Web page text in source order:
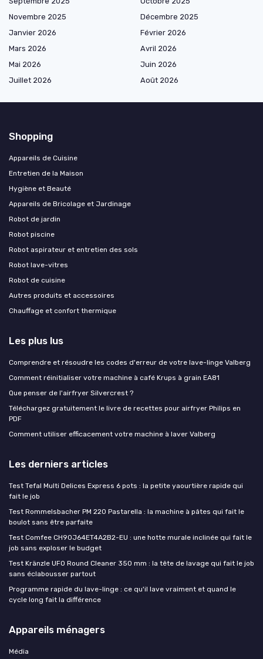
Novembre 2025
Décembre 2025
Janvier 2026
Février 2026
Mars 2026
Avril 2026
Mai 2026
Juin 2026
Juillet 2026
Août 2026
Shopping
Appareils de Cuisine
Entretien de la Maison
Hygiène et Beauté
Appareils de Bricolage et Jardinage
Robot de jardin
Robot piscine
Robot aspirateur et entretien des sols
Robot lave-vitres
Robot de cuisine
Autres produits et accessoires
Chauffage et confort thermique
Les plus lus
Comprendre et résoudre les codes d'erreur de votre lave-linge Valberg
Comment réinitialiser votre machine à café Krups à grain EA81
Que penser de l'airfryer Silvercrest ?
Téléchargez gratuitement le livre de recettes pour airfryer Philips en
PDF
Comment utiliser efficacement votre machine à laver Valberg
Les derniers articles
Test Tefal Multi Delices Express 6 pots : la petite yaourtière rapide qui
fait le job
Test Rommelsbacher PM 220 Pastarella : la machine à pâtes qui fait le
boulot sans être parfaite
Test Comfee CH90J64ET4A2B2-EU : une hotte murale inclinée qui fait le
job sans exploser le budget
Test Kränzle UFO Round Cleaner 350 mm : la tête de lavage qui fait le job
sans éclabousser partout
Programme rapide du lave-linge : ce qu'il lave vraiment et quand le
cycle long fait la différence
Appareils ménagers
Média